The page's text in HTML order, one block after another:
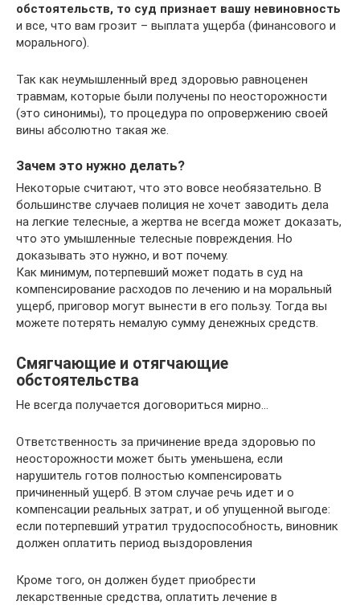
обстоятельств, то суд признает вашу невиновность
и все, что вам грозит – выплата ущерба (финансового и
морального).
Так как неумышленный вред здоровью равноценен
травмам, которые были получены по неосторожности
(это синонимы), то процедура по опровержению своей
вины абсолютно такая же.
Зачем это нужно делать?
Некоторые считают, что это вовсе необязательно. В
большинстве случаев полиция не хочет заводить дела
на легкие телесные, а жертва не всегда может доказать,
что это умышленные телесные повреждения. Но
доказывать это нужно, и вот почему.
Как минимум, потерпевший может подать в суд на
компенсирование расходов по лечению и на моральный
ущерб, приговор могут вынести в его пользу. Тогда вы
можете потерять немалую сумму денежных средств.
Смягчающие и отягчающие
обстоятельства
Не всегда получается договориться мирно…
Ответственность за причинение вреда здоровью по
неосторожности может быть уменьшена, если
нарушитель готов полностью компенсировать
причиненный ущерб. В этом случае речь идет и о
компенсации реальных затрат, и об упущенной выгоде:
если потерпевший утратил трудоспособность, виновник
должен оплатить период выздоровления
Кроме того, он должен будет приобрести
лекарственные средства, оплатить лечение в